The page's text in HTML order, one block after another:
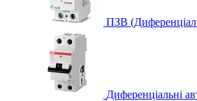
ПЗВ
Диференціальні